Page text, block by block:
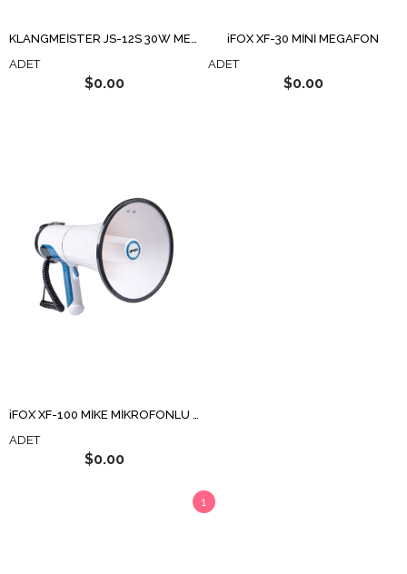
KLANGMEİSTER JS-12S 30W MEGAFON
ADET
$0.00
iFOX XF-30 MİNİ MEGAFON
ADET
$0.00
ADET
$0.00
1